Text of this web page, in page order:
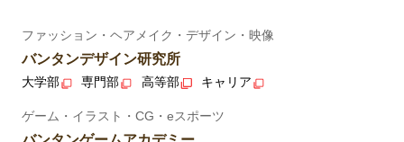
ファッション・ヘアメイク・デザイン・映像
バンタンデザイン研究所
大学部 専門部 高等部 キャリア
ゲーム・イラスト・CG・eスポーツ